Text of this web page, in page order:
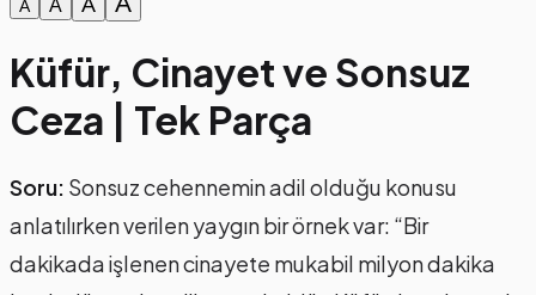
A A
Küfür, Cinayet ve Sonsuz
Ceza | Tek Parça
Soru: Sonsuz cehennemin adil olduğu konusu
anlatılırken verilen yaygın bir örnek var: “Bir
dakikada işlenen cinayete mukabil milyon dakika